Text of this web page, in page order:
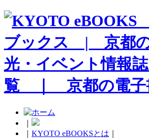
KYOTO eBOOKSとは